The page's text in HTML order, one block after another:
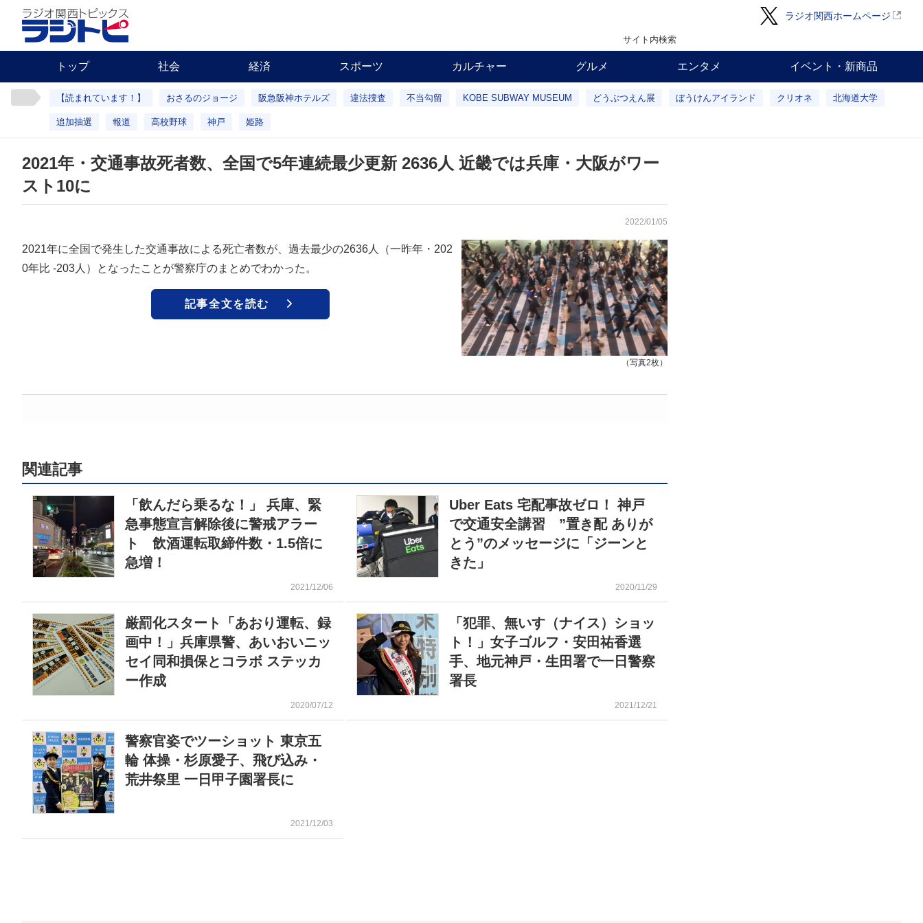
ラジオ関西ホームページ
サイト内検索
トップ 社会 経済 スポーツ カルチャー グルメ エンタメ イベント・新商品
【読まれています！】 おさるのジョージ 阪急阪神ホテルズ 違法捜査 不当勾留 KOBE SUBWAY MUSEUM どうぶつえん展 ぼうけんアイランド クリオネ 北海道大学
追加抽選 報道 高校野球 神戸 姫路
2021年・交通事故死者数、全国で5年連続最少更新 2636人 近畿では兵庫・大阪がワー
スト10に
2022/01/05
（写真2枚）
2021年に全国で発生した交通事故による死亡者数が、過去最少の2636人（一昨年・202
0年比 ‐203人）となったことが警察庁のまとめでわかった。
記事全文を読む
関連記事
「飲んだら乗るな！」 兵庫、緊
急事態宣言解除後に警戒アラー
ト 飲酒運転取締件数・1.5倍に
急増！
2021/12/06
Uber Eats 宅配事故ゼロ！ 神戸
で交通安全講習 ”置き配 ありが
とう”のメッセージに「ジーンと
きた」
2020/11/29
厳罰化スタート「あおり運転、録
画中！」兵庫県警、あいおいニッ
セイ同和損保とコラボ ステッカ
ー作成
2020/07/12
「犯罪、無いす（ナイス）ショッ
ト！」女子ゴルフ・安田祐香選
手、地元神戸・生田署で一日警察
署長
2021/12/21
警察官姿でツーショット 東京五
輪 体操・杉原愛子、飛び込み・
荒井祭里 一日甲子園署長に
2021/12/03